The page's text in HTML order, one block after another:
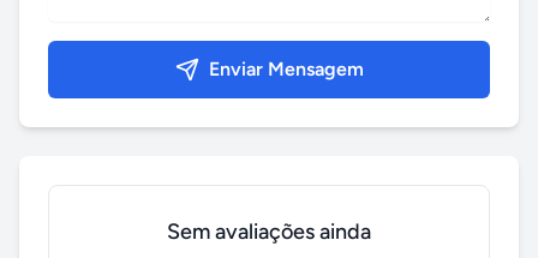
Enviar Mensagem
Sem avaliações ainda